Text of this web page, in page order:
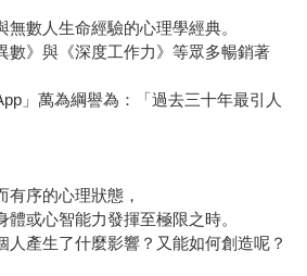
數人生命經驗的心理學經典。
數》與《深度工作力》等眾多暢銷著
」萬為綱譽為：「過去三十年最引人
有序的心理狀態，
或心智能力發揮至極限之時。
人產生了什麼影響？又能如何創造呢？